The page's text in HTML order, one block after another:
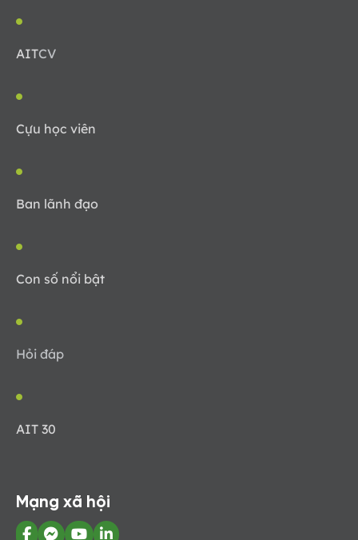
AITCV
Cựu học viên
Ban lãnh đạo
Con số nổi bật
Hỏi đáp
AIT 30
Mạng xã hội